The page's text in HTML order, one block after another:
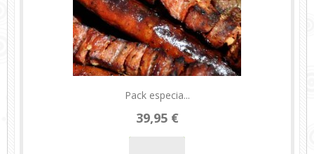
Pack especia...
39,95 €